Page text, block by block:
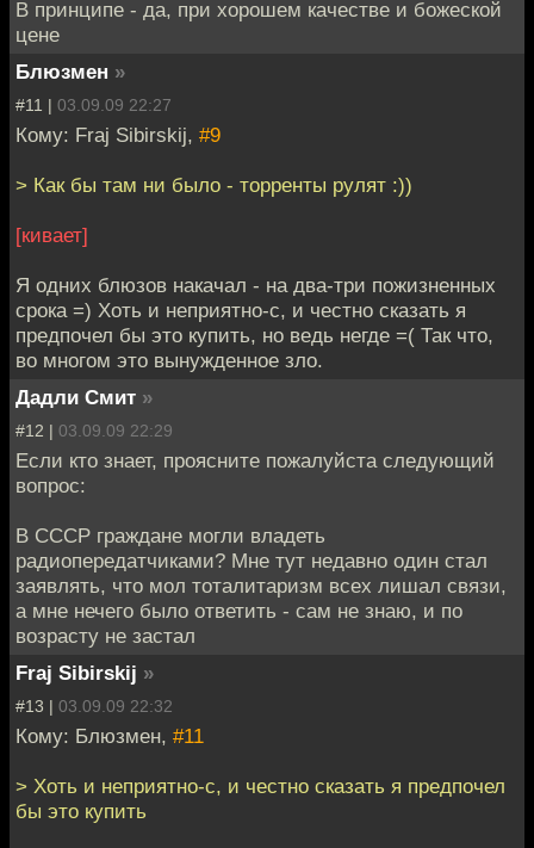
В принципе - да, при хорошем качестве и божеской
цене
Блюзмен »
#11 | 03.09.09 22:27
Кому: Fraj Sibirskij, #9
> Как бы там ни было - торренты рулят :))
[кивает]
Я одних блюзов накачал - на два-три пожизненных
срока =) Хоть и неприятно-с, и честно сказать я
предпочел бы это купить, но ведь негде =( Так что,
во многом это вынужденное зло.
Дадли Смит »
#12 | 03.09.09 22:29
Если кто знает, проясните пожалуйста следующий
вопрос:
В СССР граждане могли владеть
радиопередатчиками? Мне тут недавно один стал
заявлять, что мол тоталитаризм всех лишал связи,
а мне нечего было ответить - сам не знаю, и по
возрасту не застал
Fraj Sibirskij »
#13 | 03.09.09 22:32
Кому: Блюзмен, #11
> Хоть и неприятно-с, и честно сказать я предпочел
бы это купить